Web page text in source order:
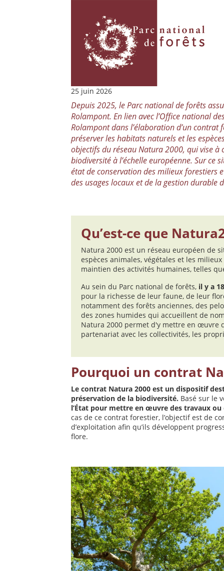
25 juin 2026
Depuis 2025, le Parc national de forêts
Rolampont. En lien avec l’Office national
Rolampont dans l’élaboration d’un
préserver les habitats naturels et les
objectifs du réseau Natura 2000, qui vise
biodiversité à l’échelle européenne. Sur ce
état de conservation des milieux forestiers
des usages locaux et de la gestion durable
Qu’est-ce que
Natura 2000 est un réseau européen de
espèces animales, végétales et les
maintien des activités humaines, telles
Au sein du Parc national de forêts, il y a
pour la richesse de leur faune, de leur
notamment des forêts anciennes, des
des zones humides qui accueillent de
Natura 2000 permet d'y mettre en œuvre
partenariat avec les collectivités, les
Pourquoi un contrat
Le contrat Natura 2000 est un dispositif
préservation de la biodiversité. Basé sur le
l’État pour mettre en œuvre des travaux
cas de ce contrat forestier, l’objectif est de
d’exploitation afin qu’ils développent
flore.